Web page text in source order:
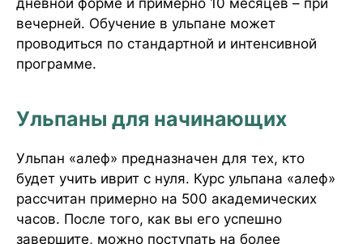
дневной форме и примерно 10 месяцев – при
вечерней. Обучение в ульпане может
проводиться по стандартной и интенсивной
программе.
Ульпаны для начинающих
Ульпан «алеф» предназначен для тех, кто
будет учить иврит с нуля. Курс ульпана «алеф»
рассчитан примерно на 500 академических
часов. После того, как вы его успешно
завершите, можно поступать на более